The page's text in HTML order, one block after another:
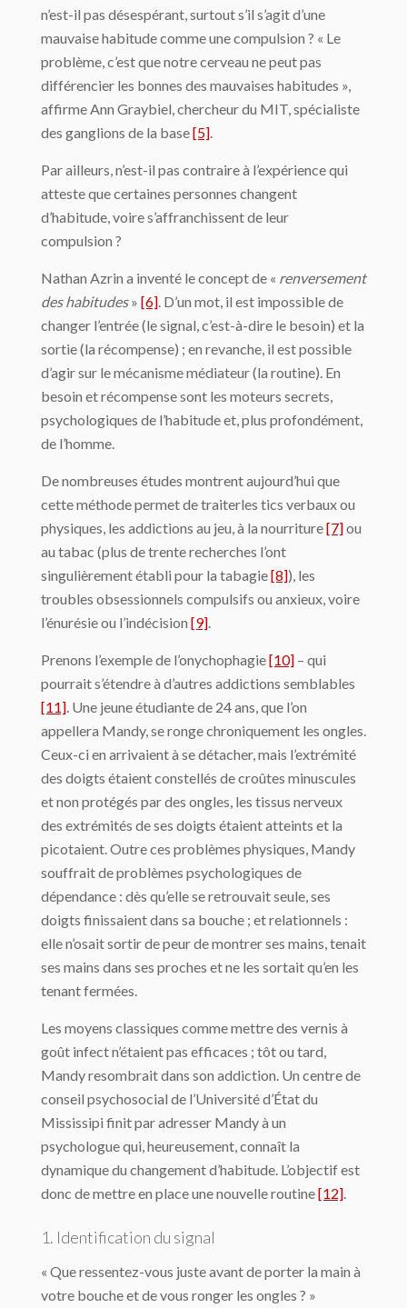
n’est-il pas désespérant, surtout s’il s’agit d’une
mauvaise habitude comme une compulsion ? « Le
problème, c’est que notre cerveau ne peut pas
différencier les bonnes des mauvaises habitudes »,
affirme Ann Graybiel, chercheur du MIT, spécialiste
des ganglions de la base[5]
Par ailleurs, n’est-il pas contraire à l’expérience qui
atteste que certaines personnes changent
d’habitude, voire s’affranchissent de leur
compulsion ?
Nathan Azrin a inventé le concept de « renversement
des habitudes» [6] . D’un mot, il est impossible de
changer l’entrée (le signal, c’est-à-dire le besoin) et la
sortie (la récompense) ; en revanche, il est possible
d’agir sur le mécanisme médiateur (la routine). En
besoin et récompense sont les moteurs secrets,
psychologiques de l’habitude et, plus profondément,
de l’homme.
De nombreuses études montrent aujourd’hui que
cette méthode permet de traiterles tics verbaux ou
physiques, les addictions au jeu, à la nourriture[7]ou
au tabac (plus de trente recherches l’ont
singulièrement établi pour la tabagie[8]), les
troubles obsessionnels compulsifs ou anxieux, voire
l’énurésie ou l’indécision [9]
Prenons l’exemple de l’onychophagie[10] – qui
pourrait s’étendre à d’autres addictions semblables
[11] . Une jeune étudiante de 24 ans, que l’on
appellera Mandy, se ronge chroniquement les ongles.
Ceux-ci en arrivaient à se détacher, mais l’extrémité
des doigts étaient constellés de croûtes minuscules
et non protégés par des ongles, les tissus nerveux
des extrémités de ses doigts étaient atteints et la
picotaient. Outre ces problèmes physiques, Mandy
souffrait de problèmes psychologiques de
dépendance : dès qu’elle se retrouvait seule, ses
doigts finissaient dans sa bouche ; et relationnels :
elle n’osait sortir de peur de montrer ses mains, tenait
ses mains dans ses proches et ne les sortait qu’en les
tenant fermées.
Les moyens classiques comme mettre des vernis à
goût infect n’étaient pas efficaces ; tôt ou tard,
Mandy resombrait dans son addiction. Un centre de
conseil psychosocial de l’Université d’État du
Mississipi finit par adresser Mandy à un
psychologue qui, heureusement, connaît la
dynamique du changement d’habitude. L’objectif est
donc de mettre en place une nouvelle routine[12]
1. Identification du signal
« Que ressentez-vous juste avant de porter la main à
votre bouche et de vous ronger les ongles ? »